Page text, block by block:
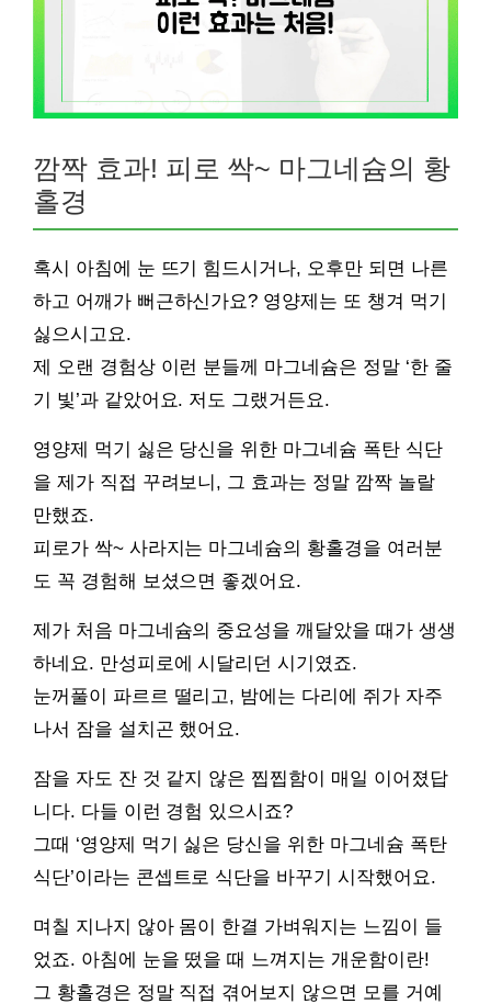
깜짝 효과! 피로 싹~ 마그네슘의 황
홀경
혹시 아침에 눈 뜨기 힘드시거나, 오후만 되면 나른
하고 어깨가 뻐근하신가요? 영양제는 또 챙겨 먹기
싫으시고요.
제 오랜 경험상 이런 분들께 마그네슘은 정말 ‘한 줄
기 빛’과 같았어요. 저도 그랬거든요.
영양제 먹기 싫은 당신을 위한 마그네슘 폭탄 식단
을 제가 직접 꾸려보니, 그 효과는 정말 깜짝 놀랄
만했죠.
피로가 싹~ 사라지는 마그네슘의 황홀경을 여러분
도 꼭 경험해 보셨으면 좋겠어요.
제가 처음 마그네슘의 중요성을 깨달았을 때가 생생
하네요. 만성피로에 시달리던 시기였죠.
눈꺼풀이 파르르 떨리고, 밤에는 다리에 쥐가 자주
나서 잠을 설치곤 했어요.
잠을 자도 잔 것 같지 않은 찝찝함이 매일 이어졌답
니다. 다들 이런 경험 있으시죠?
그때 ‘영양제 먹기 싫은 당신을 위한 마그네슘 폭탄
식단’이라는 콘셉트로 식단을 바꾸기 시작했어요.
며칠 지나지 않아 몸이 한결 가벼워지는 느낌이 들
었죠. 아침에 눈을 떴을 때 느껴지는 개운함이란!
그 황홀경은 정말 직접 겪어보지 않으면 모를 거예